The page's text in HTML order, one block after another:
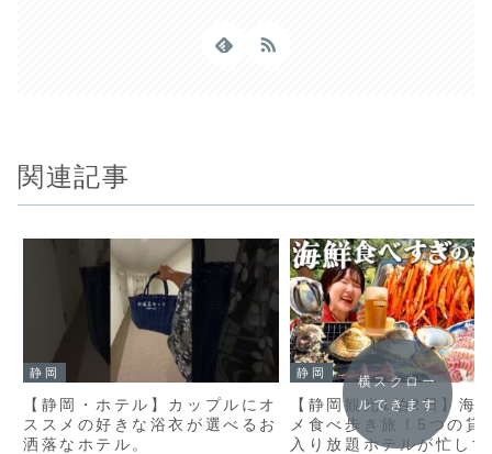
関連記事
静岡
【静岡・ホテル】カップルにオ
ススメの好きな浴衣が選べるお
洒落なホテル。
静岡
【静岡観光1泊2日】海
メ食べ歩き旅！5つの貸
入り放題ホテルが忙し
横スクロー
ルできます